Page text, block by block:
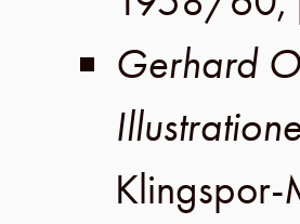
Gerhard
Klingspor-